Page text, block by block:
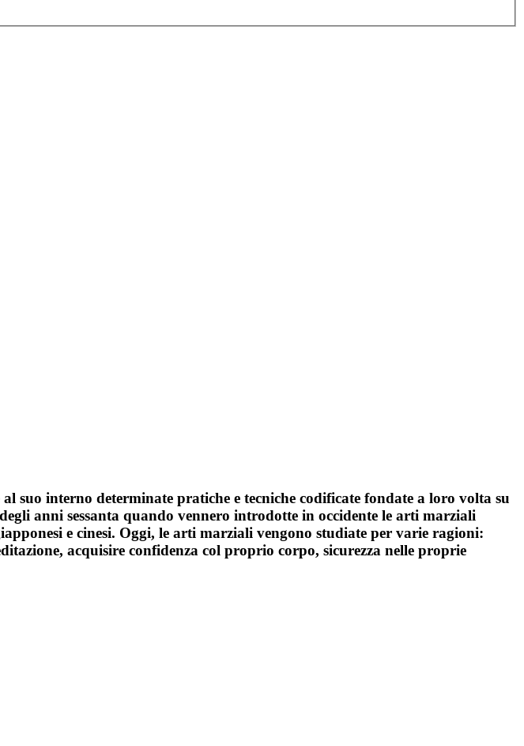
suo interno determinate pratiche e tecniche codificate fondate a loro volta su
anni sessanta quando vennero introdotte in occidente le arti marziali
e cinesi. Oggi, le arti marziali vengono studiate per varie ragioni:
acquisire confidenza col proprio corpo, sicurezza nelle proprie